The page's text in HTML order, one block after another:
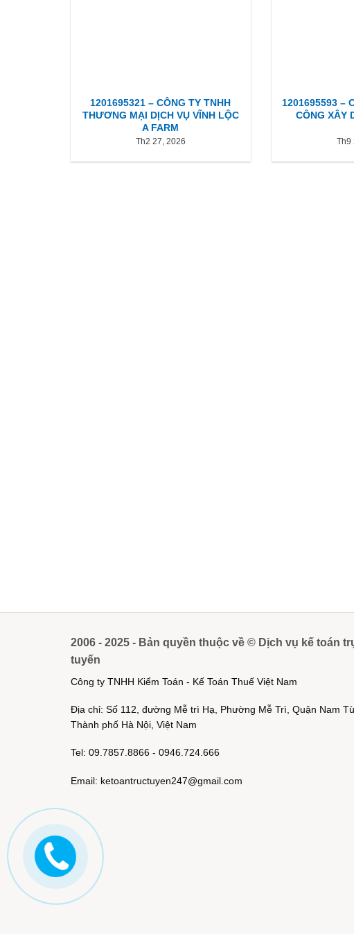
1201695321 – CÔNG TY TNHH
THƯƠNG MẠI DỊCH VỤ VĨNH LỘC
A FARM
Th2 27, 2026
1201695593 –
CÔNG XÂY
Th9
2006 - 2025 - Bản quyền thuộc về © Dịch vụ kế toán
tuyến
Công ty TNHH Kiểm Toán - Kế Toán Thuế Việt Nam
Địa chỉ: Số 112, đường Mễ trì Hạ, Phường Mễ Trì, Quận Nam
Thành phố Hà Nội, Việt Nam
Tel: 09.7857.8866 - 0946.724.666
Email: ketoantructuyen247@gmail.com